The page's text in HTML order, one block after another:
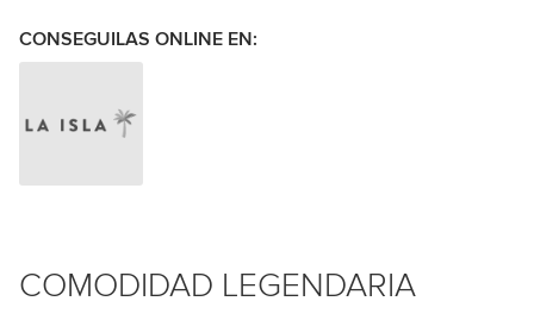
CONSEGUILAS ONLINE EN:
COMODIDAD LEGENDARIA